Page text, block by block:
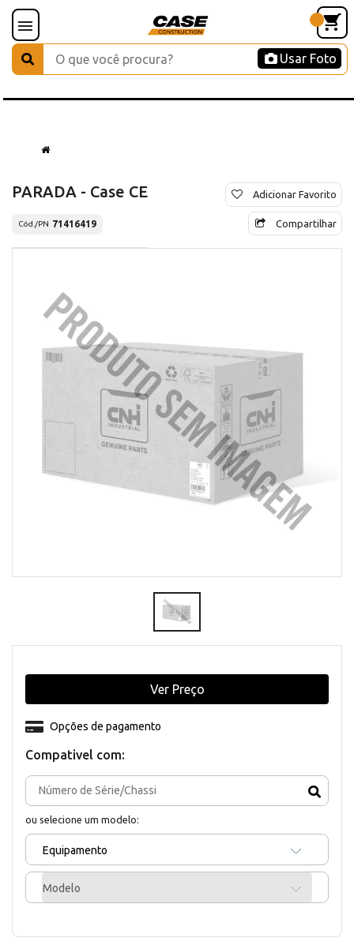
Usar Foto
PARADA - Case CE
Cód./PN 71416419
Adicionar Favorito
Compartilhar
Compativel com:
ou selecione um modelo:
Equipamento
Modelo
Opções de pagamento
Ver Preço